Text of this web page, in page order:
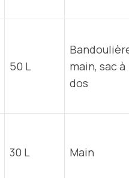
50 L
main, sac à
dos
30 L Main